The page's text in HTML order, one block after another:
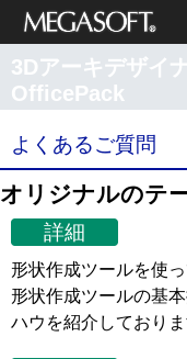
メガソフト株式
会社
3Dアーキデザイ
OfficePack
サポート情報
よくあるご質問
オリジナルのテ
詳細
形状作成ツールを使
形状作成ツールの基
ハウを紹介しておりま